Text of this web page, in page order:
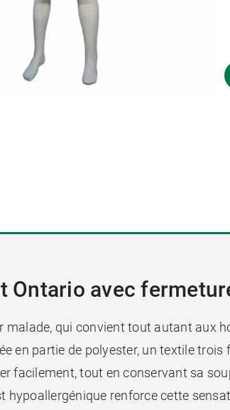
Ontario avec
malade, qui convient tout autant aux
en partie de polyester, un textile
facilement, tout en conservant sa
hypoallergénique renforce cette